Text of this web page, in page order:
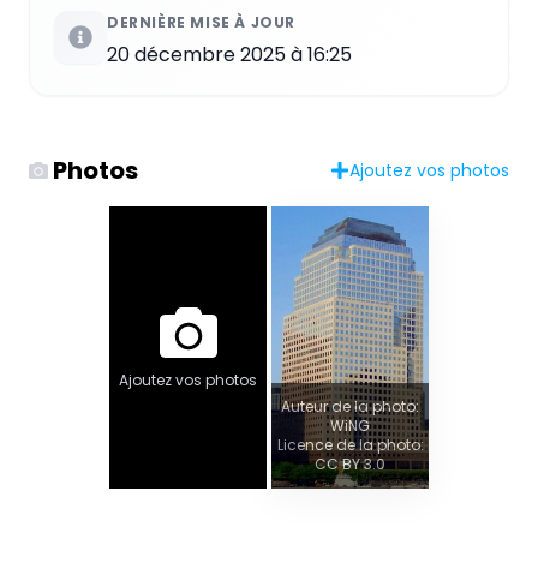
DERNIÈRE MISE À JOUR
20 décembre 2025 à 16:25
Photos Ajoutez vos photos
Ajoutez vos photos
Auteur de la photo:
WiNG
Licence de la photo:
CC BY 3.0